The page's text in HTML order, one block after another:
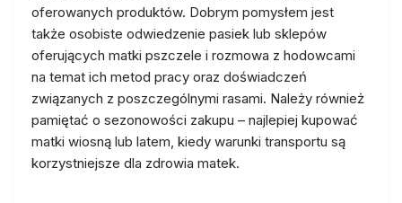
oferowanych produktów. Dobrym pomysłem jest
także osobiste odwiedzenie pasiek lub sklepów
oferujących matki pszczele i rozmowa z hodowcami
na temat ich metod pracy oraz doświadczeń
związanych z poszczególnymi rasami. Należy również
pamiętać o sezonowości zakupu – najlepiej kupować
matki wiosną lub latem, kiedy warunki transportu są
korzystniejsze dla zdrowia matek.